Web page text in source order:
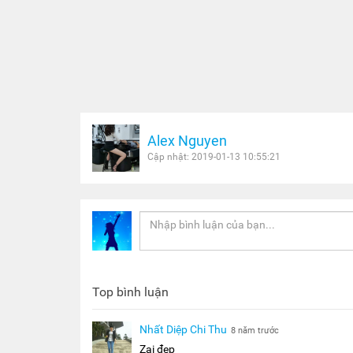
Alex Nguyen
Cập nhật: 2019-01-13 10:55:21
Top bình luận
Nhất Diệp Chi Thu 8 năm trước
Zai đẹp